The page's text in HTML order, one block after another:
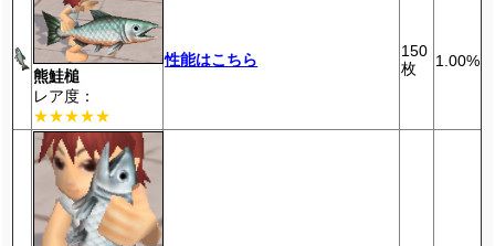
熊鮭槌
レア度：
★★★★★
性能はこちら
150
枚
1.00%